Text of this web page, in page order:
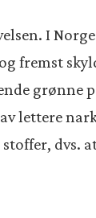
I
fremst
grønne
lettere
dvs.